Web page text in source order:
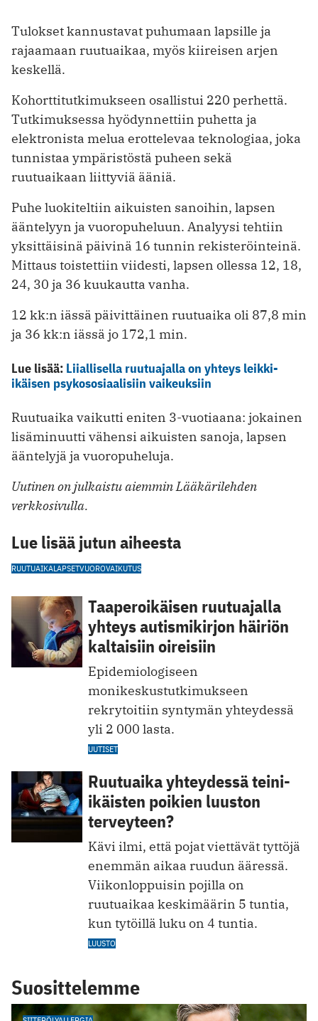
Tulokset kannustavat puhumaan lapsille ja
rajaamaan ruutuaikaa, myös kiireisen arjen
keskellä.
Kohorttitutkimukseen osallistui 220 perhettä.
Tutkimuksessa hyödynnettiin puhetta ja
elektronista melua erottelevaa teknologiaa, joka
tunnistaa ympäristöstä puheen sekä
ruutuaikaan liittyviä ääniä.
Puhe luokiteltiin aikuisten sanoihin, lapsen
ääntelyyn ja vuoropuheluun. Analyysi tehtiin
yksittäisinä päivinä 16 tunnin rekisteröinteinä.
Mittaus toistettiin viidesti, lapsen ollessa 12, 18,
24, 30 ja 36 kuukautta vanha.
12 kk:n iässä päivittäinen ruutuaika oli 87,8 min
ja 36 kk:n iässä jo 172,1 min.
Lue lisää: Liiallisella ruutuajalla on yhteys leikki-
ikäisen psykososiaalisiin vaikeuksiin
Ruutuaika vaikutti eniten 3-vuotiaana: jokainen
lisäminuutti vähensi aikuisten sanoja, lapsen
ääntelyjä ja vuoropuheluja.
Uutinen on julkaistu aiemmin Lääkärilehden
verkkosivulla.
Lue lisää jutun aiheesta
RUUTUAIKALAPSETVUOROVAIKUTUS
Taaperoikäisen ruutuajalla
yhteys autismikirjon häiriön
kaltaisiin oireisiin
Epidemiologiseen
monikeskustutkimukseen
rekrytoitiin syntymän yhteydessä
yli 2 000 lasta.
UUTISET
Ruutuaika yhteydessä teini-
ikäisten poikien luuston
terveyteen?
Kävi ilmi, että pojat viettävät tyttöjä
enemmän aikaa ruudun ääressä.
Viikonloppuisin pojilla on
ruutuaikaa keskimäärin 5 tuntia,
kun tytöillä luku on 4 tuntia.
LUUSTO
Suosittelemme